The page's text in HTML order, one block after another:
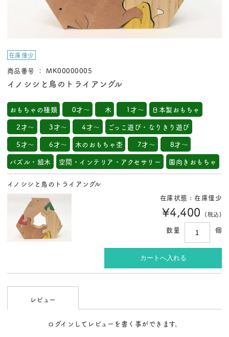
在庫僅少
商品番号 ： MK00000005
イノシシと鳥のトライアングル
おもちゃの種類 0才～ 木 1才～
日本製おもちゃ
2才～
3才～ 4才～
ごっこ遊び・なりきり遊び
5才～
6才～ 木のおもちゃ杢 7才～
8才～
パズル・組木
空間・インテリア・アクセサリー 園向きおもちゃ
イノシシと鳥のトライアングル
在庫状態 : 在庫僅少
¥4,400 (税込)
数量 個
レビュー
ログインしてレビューを書く事ができます。